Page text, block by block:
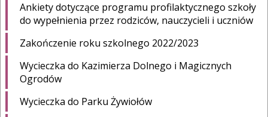
Ankiety dotyczące programu profilaktycznego szkoły
do wypełnienia przez rodziców, nauczycieli i uczniów
Zakończenie roku szkolnego 2022/2023
Wycieczka do Kazimierza Dolnego i Magicznych
Ogrodów
Wycieczka do Parku Żywiołów